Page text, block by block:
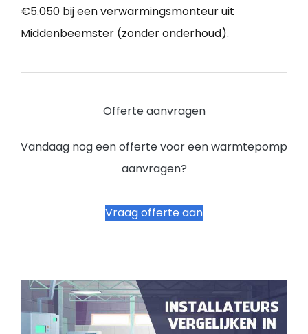
€5.050 bij een verwarmingsmonteur uit
Middenbeemster (zonder onderhoud).
Offerte aanvragen
Vandaag nog een offerte voor een warmtepomp
aanvragen?
Vraag offerte aan